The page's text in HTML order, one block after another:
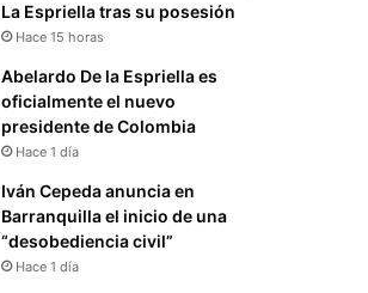
La Espriella tras su posesión
Hace 15 horas
Abelardo De la Espriella es
oficialmente el nuevo
presidente de Colombia
Hace 1 día
Iván Cepeda anuncia en
Barranquilla el inicio de una
“desobediencia civil”
Hace 1 día